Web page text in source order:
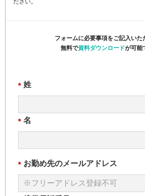
フォームに必要事項をご記入いた
無料で資料ダウンロードが可能
* 姓
* 名
* お勤め先のメールアドレス